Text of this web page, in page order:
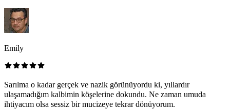
Emily
Sarılma o kadar gerçek ve nazik görünüyordu ki, yıllardır
ulaşamadığım kalbimin köşelerine dokundu. Ne zaman umuda
ihtiyacım olsa sessiz bir mucizeye tekrar dönüyorum.